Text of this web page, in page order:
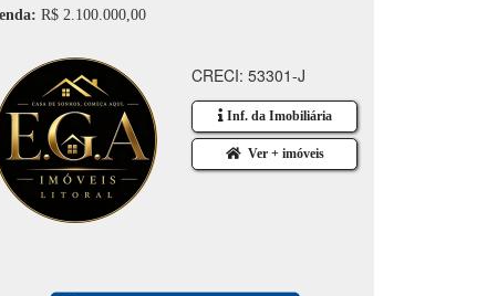
R$ 2.100.000,00
CRECI: 53301-J
Inf. da Imobiliária
Ver + imóveis